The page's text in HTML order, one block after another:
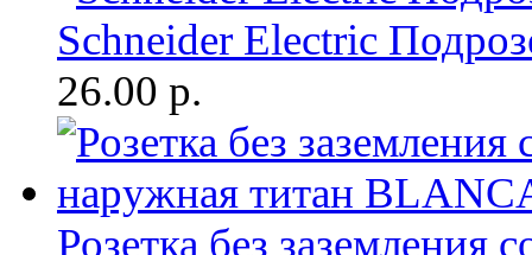
Schneider Electric
26.00 р.
Розетка без